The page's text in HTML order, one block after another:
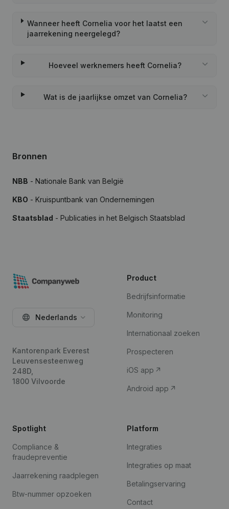
Wanneer heeft Cornelia voor het laatst een
jaarrekening neergelegd?
Hoeveel werknemers heeft Cornelia?
Wat is de jaarlijkse omzet van Cornelia?
Bronnen
NBB - Nationale Bank van België
KBO - Kruispuntbank van Ondernemingen
Staatsblad - Publicaties in het Belgisch Staatsblad
Nederlands
Kantorenpark Everest
Leuvensesteenweg
248D,
1800 Vilvoorde
Product
Bedrijfsinformatie
Monitoring
Internationaal zoeken
Prospecteren
iOS app
Android app
Spotlight
Compliance &
fraudepreventie
Jaarrekening raadplegen
Btw-nummer opzoeken
Platform
Integraties
Integraties op maat
Betalingservaring
Contact